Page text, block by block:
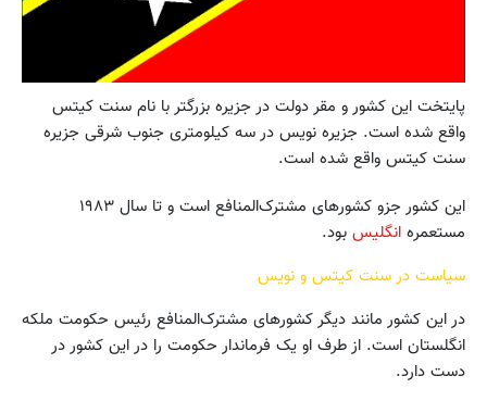
پایتخت این کشور و مقر دولت در جزیره بزرگتر با نام سنت کیتس
واقع شده است. جزیره نویس در سه کیلومتری جنوب شرقی جزیره
سنت کیتس واقع شده است.
این کشور جزو کشورهای مشترک‌المنافع است و تا سال ۱۹۸۳
مستعمره انگلیس بود.
سیاست در سنت کیتس و نویس
در این کشور مانند دیگر کشورهای مشترک‌المنافع رئیس حکومت ملکه
انگلستان است. از طرف او یک فرماندار حکومت را در این کشور در
دست دارد.